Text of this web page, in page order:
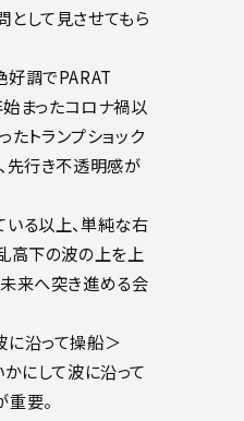
して見させてもら
調でPARAT
まったコロナ禍以
たトランプショック
先行き不透明感が
る以上、単純な右
高下の波の上を上
来へ突き進める会
沿って操船＞
にして波に沿って
要。